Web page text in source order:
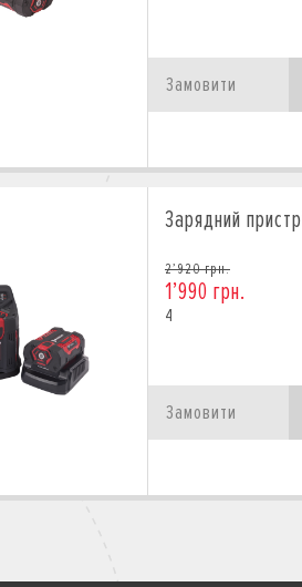
Замовити
Зарядний
2’920 грн.
1’990 грн.
4
Замовити